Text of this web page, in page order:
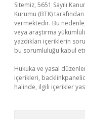
Sitemiz, 5651 Sayılı
Kurumu (BTK)
vermektedir. Bu
veya araştırma
yazdıkları içeriklerin
bu sorumluluğu kabul
Hukuka ve yasal
içerikleri,
halinde, ilgili içerikler